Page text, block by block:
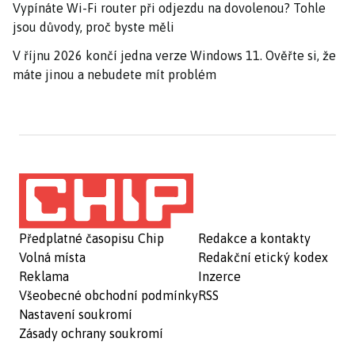
Vypínáte Wi-Fi router při odjezdu na dovolenou? Tohle
jsou důvody, proč byste měli
V říjnu 2026 končí jedna verze Windows 11. Ověřte si, že
máte jinou a nebudete mít problém
Předplatné časopisu Chip
Volná místa
Reklama
Všeobecné obchodní podmínky
Nastavení soukromí
Zásady ochrany soukromí
Redakce a kontakty
Redakční etický kodex
Inzerce
RSS